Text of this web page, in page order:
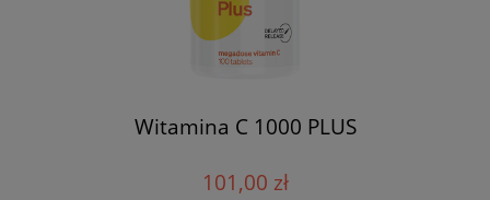
Witamina C 1000 PLUS
101,00 zł